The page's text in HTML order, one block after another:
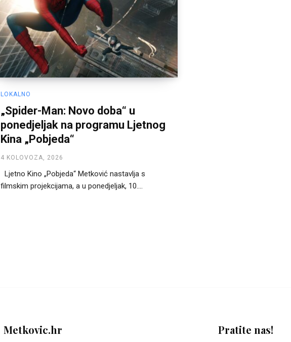
LOKALNO
„Spider-Man: Novo doba“ u
ponedjeljak na programu Ljetnog
Kina „Pobjeda“
4 KOLOVOZA, 2026
Ljetno Kino „Pobjeda“ Metković nastavlja s
filmskim projekcijama, a u ponedjeljak, 10....
Metkovic.hr Pratite nas!